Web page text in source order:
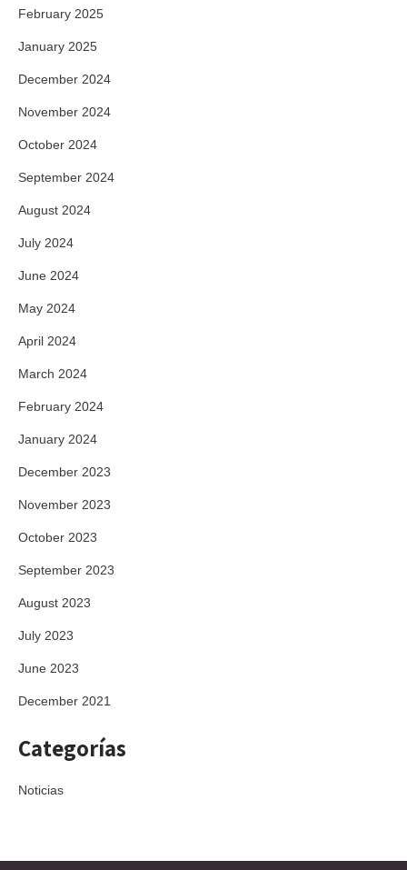
February 2025
January 2025
December 2024
November 2024
October 2024
September 2024
August 2024
July 2024
June 2024
May 2024
April 2024
March 2024
February 2024
January 2024
December 2023
November 2023
October 2023
September 2023
August 2023
July 2023
June 2023
December 2021
Categorías
Noticias